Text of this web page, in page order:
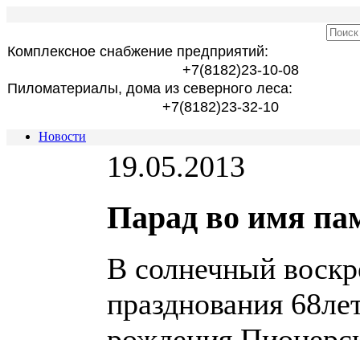
Комплексное снабжение предприятий:
+7(8182)23-10-08
Пиломатериалы, дома из северного леса:
+7(8182)23-32-10
Новости
19.05.2013
Парад во имя
В солнечный
празднования